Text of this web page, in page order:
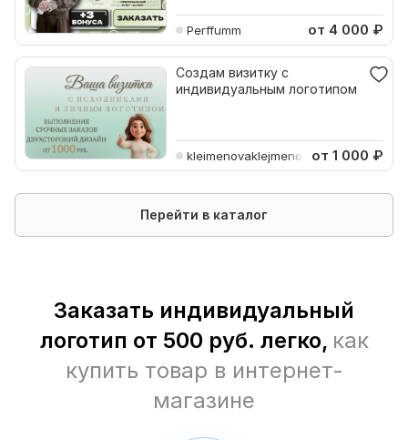
Perffumm от 4 000 ₽
Создам визитку с
индивидуальным логотипом
kleimenovaklejmenov от 1 000 ₽
Перейти в каталог
Заказать индивидуальный
логотип от 500 руб. легко, как
купить товар в интернет-
магазине